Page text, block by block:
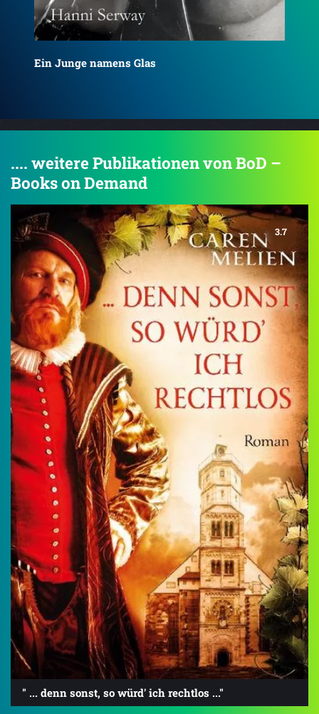
.... weitere Publikationen von BoD –
Books on Demand
3.7
" ... denn sonst, so würd' ich rechtlos ..."